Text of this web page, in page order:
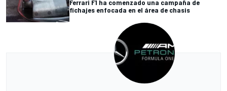
Ferrari F1 ha comenzado una campaña de
fichajes enfocada en el área de chasis